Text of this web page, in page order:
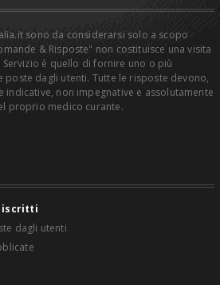
sono da considerarsi solo a scopo
& Risposte" non costituisce una visita
è quello di fornire uno o più
dagli utenti. Tutte le risposte devono,
indicative, non impegnative e assolutamente
proprio medico curante.
iscritti
dagli utenti